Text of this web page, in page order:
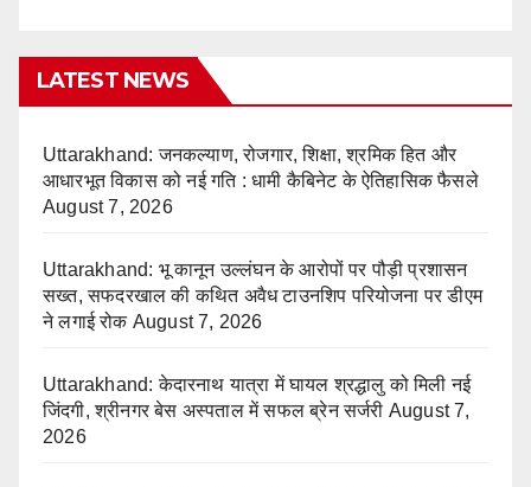
LATEST NEWS
Uttarakhand: जनकल्याण, रोजगार, शिक्षा, श्रमिक हित और
आधारभूत विकास को नई गति : धामी कैबिनेट के ऐतिहासिक फैसले
August 7, 2026
Uttarakhand: भू कानून उल्लंघन के आरोपों पर पौड़ी प्रशासन
सख्त, सफदरखाल की कथित अवैध टाउनशिप परियोजना पर डीएम
ने लगाई रोक August 7, 2026
Uttarakhand: केदारनाथ यात्रा में घायल श्रद्धालु को मिली नई
जिंदगी, श्रीनगर बेस अस्पताल में सफल ब्रेन सर्जरी August 7,
2026